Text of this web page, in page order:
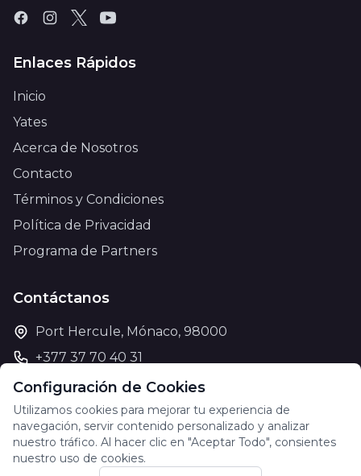
Configuración de Cookies
Utilizamos cookies para mejorar tu experiencia de
navegación, servir contenido personalizado y analizar
nuestro tráfico. Al hacer clic en "Aceptar Todo", consientes
nuestro uso de cookies.
Enlaces Rápidos
Inicio
Yates
Acerca de Nosotros
Contacto
Términos y Condiciones
Política de Privacidad
Programa de Partners
Contáctanos
Port Hercule, Mónaco, 98000
+377 37 70 40 31
support@theyachtcharter.com
© 2026 The Yacht Charter. Todos los derechos reservados.